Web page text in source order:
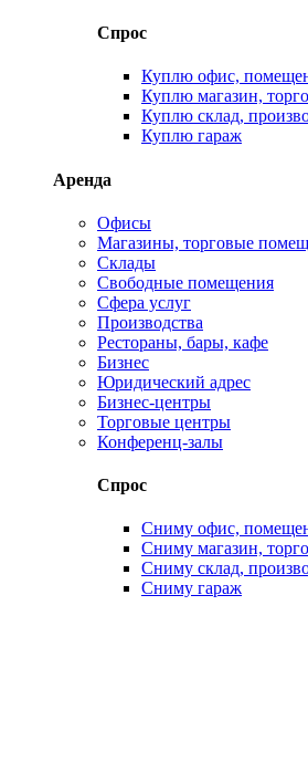
Спрос
Куплю офис,
Куплю магазин,
Куплю склад,
Куплю гараж
Аренда
Офисы
Магазины, торговые
Склады
Свободные помещения
Сфера услуг
Производства
Рестораны, бары, кафе
Бизнес
Юридический адрес
Бизнес-центры
Торговые центры
Конференц-залы
Спрос
Сниму офис,
Сниму магазин,
Сниму склад,
Сниму гараж